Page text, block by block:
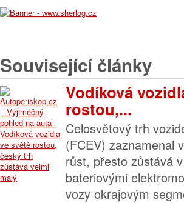
Související články
Vodíková
rostou,...
Celosvětový trh
(FCEV) zaznamenal
růst, přesto zůstává
bateriovými
vozy okrajovým